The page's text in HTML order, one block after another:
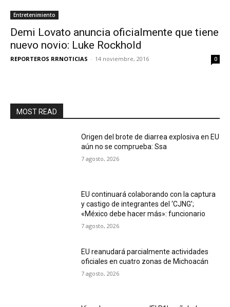
Entretenimiento
Demi Lovato anuncia oficialmente que tiene
nuevo novio: Luke Rockhold
REPORTEROS RRNOTICIAS - 14 noviembre, 2016 0
MOST READ
Origen del brote de diarrea explosiva en EU
aún no se comprueba: Ssa
7 agosto, 2026
EU continuará colaborando con la captura
y castigo de integrantes del ‘CJNG’;
«México debe hacer más»: funcionario
7 agosto, 2026
EU reanudará parcialmente actividades
oficiales en cuatro zonas de Michoacán
7 agosto, 2026